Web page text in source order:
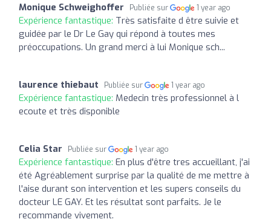
Monique Schweighoffer Publiée sur 1 year ago
Expérience fantastique: Très satisfaite d être suivie et
guidée par le Dr Le Gay qui répond à toutes mes
préoccupations. Un grand merci à lui Monique sch...
laurence thiebaut Publiée sur 1 year ago
Expérience fantastique: Medecin très professionnel à l
ecoute et très disponible
Celia Star Publiée sur 1 year ago
Expérience fantastique: En plus d'être tres accueillant, j'ai
été Agréablement surprise par la qualité de me mettre à
l'aise durant son intervention et les supers conseils du
docteur LE GAY. Et les résultat sont parfaits. Je le
recommande vivement.